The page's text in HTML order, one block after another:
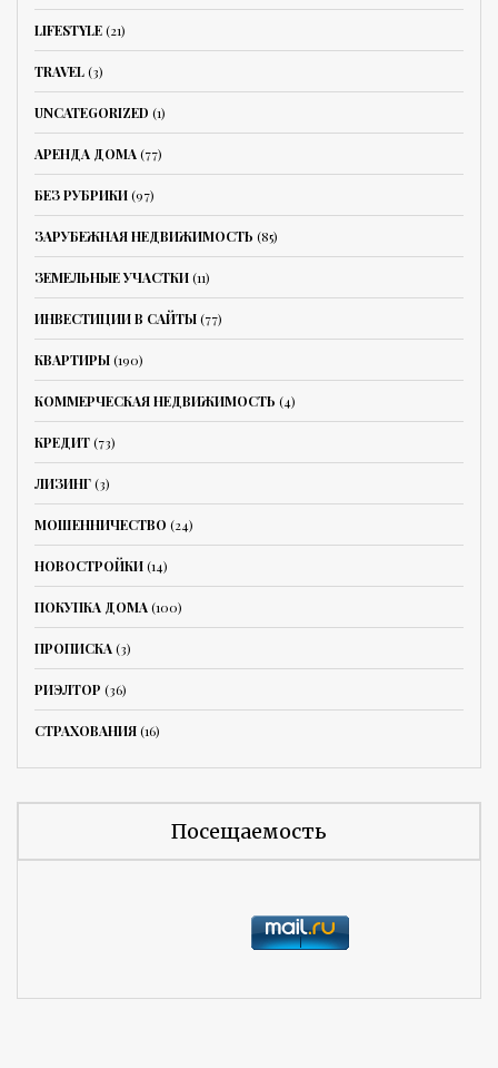
LIFESTYLE(21)
TRAVEL(3)
UNCATEGORIZED (1)
АРЕНДА ДОМА(77)
БЕЗ РУБРИКИ(97)
ЗАРУБЕЖНАЯ НЕДВИЖИМОСТЬ (85)
ЗЕМЕЛЬНЫЕ УЧАСТКИ(11)
ИНВЕСТИЦИИ В САЙТЫ(77)
КВАРТИРЫ(190)
КОММЕРЧЕСКАЯ НЕДВИЖИМОСТЬ (4)
КРЕДИТ(73)
ЛИЗИНГ(3)
МОШЕННИЧЕСТВО (24)
НОВОСТРОЙКИ(14)
ПОКУПКА ДОМА(100)
ПРОПИСКА(3)
РИЭЛТОР (36)
СТРАХОВАНИЯ(16)
Посещаемость